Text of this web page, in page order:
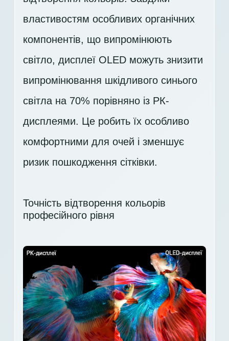
властивостям особливих органічних
компонентів, що випромінюють
світло, дисплеї OLED можуть знизити
випромінювання шкідливого синього
світла на 70% порівняно із РК-
дисплеями. Це робить їх особливо
комфортними для очей і зменшує
ризик пошкодження сітківки.
Точність відтворення кольорів
професійного рівня